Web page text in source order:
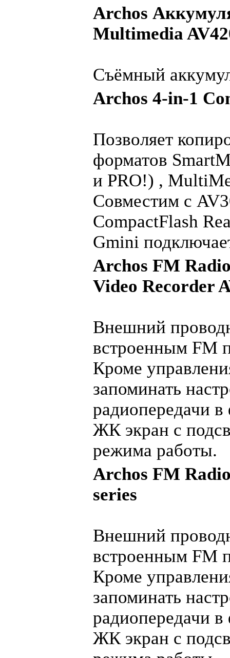
Archos
Multimedia
Cъёмный
Archos 4-in-1
Позволяет
форматов
и PRO!) ,
Совместим с
CompactFlash
Gmini
Archos FM
Video Recorder
Внешний
встроенным FM
Кроме
запоминать
радиопередачи
ЖК экран с
режима работы.
Archos FM
series
Внешний
встроенным FM
Кроме
запоминать
радиопередачи
ЖК экран с